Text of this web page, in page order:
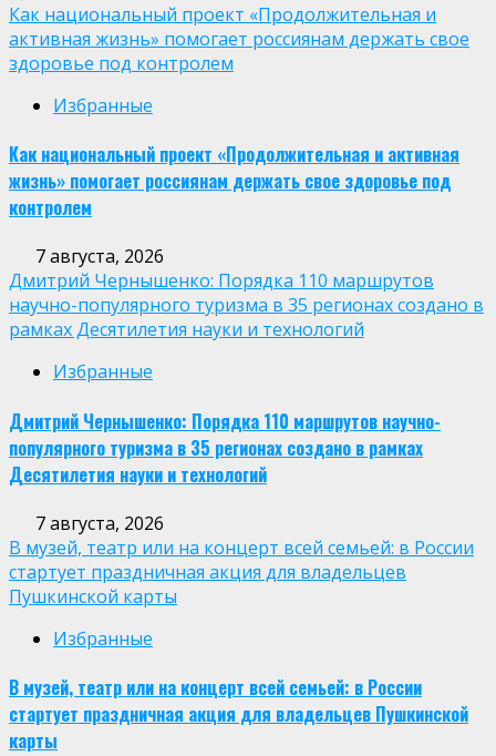
Как национальный проект «Продолжительная и
активная жизнь» помогает россиянам держать свое
здоровье под контролем
Избранные
Как национальный проект «Продолжительная и активная
жизнь» помогает россиянам держать свое здоровье под
контролем
7 августа, 2026
Дмитрий Чернышенко: Порядка 110 маршрутов
научно-популярного туризма в 35 регионах создано в
рамках Десятилетия науки и технологий
Избранные
Дмитрий Чернышенко: Порядка 110 маршрутов научно-
популярного туризма в 35 регионах создано в рамках
Десятилетия науки и технологий
7 августа, 2026
В музей, театр или на концерт всей семьей: в России
стартует праздничная акция для владельцев
Пушкинской карты
Избранные
В музей, театр или на концерт всей семьей: в России
стартует праздничная акция для владельцев Пушкинской
карты